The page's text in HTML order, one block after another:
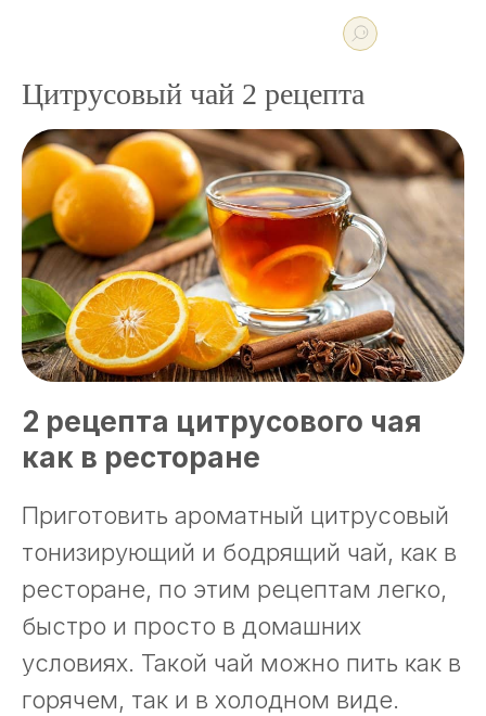
Цитрусовый чай 2 рецепта
2 рецепта цитрусового чая
как в ресторане
Приготовить ароматный цитрусовый
тонизирующий и бодрящий чай, как в
ресторане, по этим рецептам легко,
быстро и просто в домашних
условиях. Такой чай можно пить как в
горячем, так и в холодном виде.